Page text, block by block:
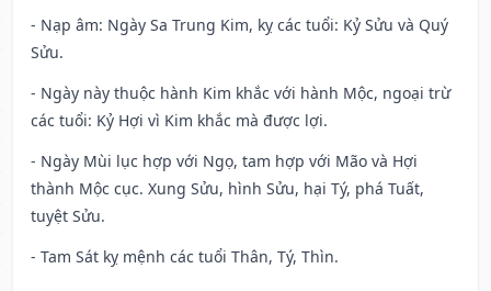
- Nạp âm: Ngày Sa Trung Kim, kỵ các tuổi: Kỷ Sửu và Quý
Sửu.
- Ngày này thuộc hành Kim khắc với hành Mộc, ngoại trừ
các tuổi: Kỷ Hợi vì Kim khắc mà được lợi.
- Ngày Mùi lục hợp với Ngọ, tam hợp với Mão và Hợi
thành Mộc cục. Xung Sửu, hình Sửu, hại Tý, phá Tuất,
tuyệt Sửu.
- Tam Sát kỵ mệnh các tuổi Thân, Tý, Thìn.